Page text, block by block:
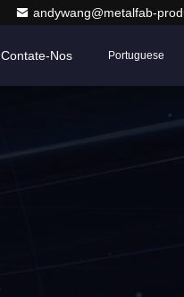
andywang@metalfab-
Contate-Nos Portuguese